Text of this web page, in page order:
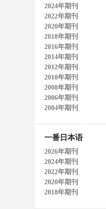
2024年期刊
2022年期刊
2020年期刊
2018年期刊
2016年期刊
2014年期刊
2012年期刊
2010年期刊
2008年期刊
2006年期刊
2004年期刊
一番日本语
2026年期刊
2024年期刊
2022年期刊
2020年期刊
2018年期刊